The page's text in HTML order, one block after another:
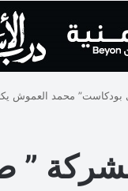
محمد العموش
لشركة